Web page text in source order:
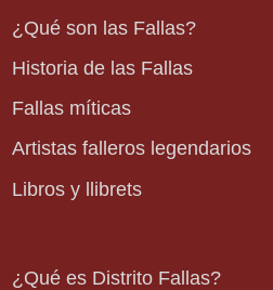
¿Qué son las Fallas?
Historia de las Fallas
Fallas míticas
Artistas falleros legendarios
Libros y llibrets
¿Qué es Distrito Fallas?